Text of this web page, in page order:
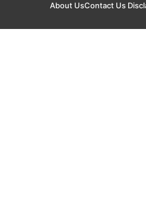
About UsContact Us